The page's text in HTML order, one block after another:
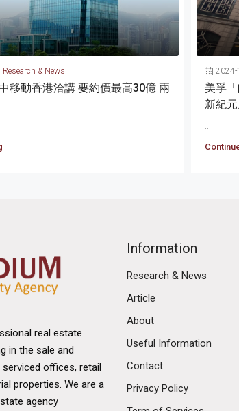
Research & News
移動香港洽講 要約價最高30億 兩
2024-
美孚
新紀
real estate
in the sale and
offices, retail
properties. We are a
agency
Information
Research & News
Article
About
Useful Information
Contact
Privacy Policy